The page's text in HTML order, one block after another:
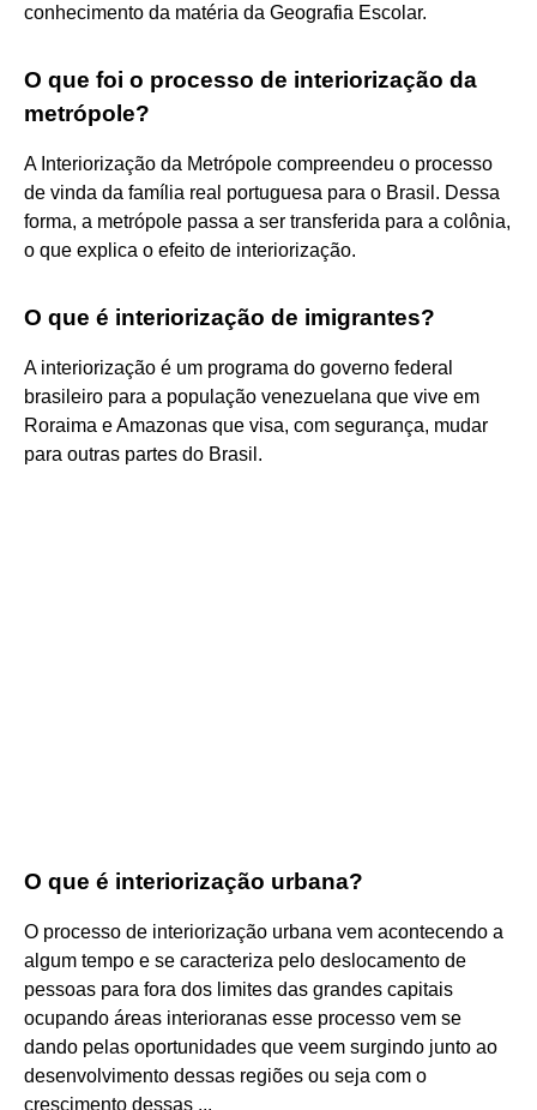
conhecimento da matéria da Geografia Escolar.
O que foi o processo de interiorização da
metrópole?
A Interiorização da Metrópole compreendeu o processo
de vinda da família real portuguesa para o Brasil. Dessa
forma, a metrópole passa a ser transferida para a colônia,
o que explica o efeito de interiorização.
O que é interiorização de imigrantes?
A interiorização é um programa do governo federal
brasileiro para a população venezuelana que vive em
Roraima e Amazonas que visa, com segurança, mudar
para outras partes do Brasil.
O que é interiorização urbana?
O processo de interiorização urbana vem acontecendo a
algum tempo e se caracteriza pelo deslocamento de
pessoas para fora dos limites das grandes capitais
ocupando áreas interioranas esse processo vem se
dando pelas oportunidades que veem surgindo junto ao
desenvolvimento dessas regiões ou seja com o
crescimento dessas ...